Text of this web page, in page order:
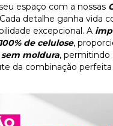
espaço com a nossas
detalhe ganha vida
excepcional. A
de celulose,
moldura, permitindo
da combinação